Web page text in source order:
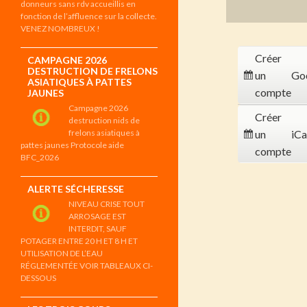
Créer
un
compte
Créer
un
compte
donneurs sans rdv accueillis en
fonction de l’affluence sur la collecte.
VENEZ NOMBREUX !
CAMPAGNE 2026
DESTRUCTION DE FRELONS
ASIATIQUES À PATTES
JAUNES
Campagne 2026
destruction nids de
frelons asiatiques à
pattes jaunes Protocole aide
BFC_2026
ALERTE SÉCHERESSE
NIVEAU CRISE TOUT
ARROSAGE EST
INTERDIT, SAUF
POTAGER ENTRE 20 H ET 8 H ET
UTILISATION DE L’EAU
RÉGLEMENTÉE VOIR TABLEAUX CI-
DESSOUS